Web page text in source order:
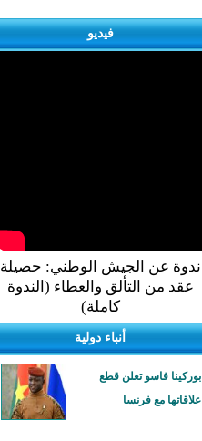
فيديو
ندوة عن الجيش الوطني: حصيلة
عقد من التألق والعطاء (الندوة
كاملة)
أنباء دولية
بوركينا فاسو تعلن قطع
علاقاتها مع فرنسا